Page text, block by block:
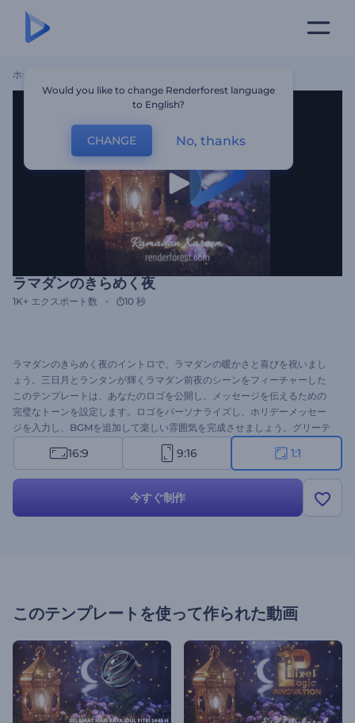
ホーム
ラマダンのきらめく夜
1K+ エクスポート数 10 秒
ラマダンのきらめく夜のイントロで、ラマダンの暖かさと喜びを祝いまし
ょう。三日月とランタンが輝くラマダン前夜のシーンをフィーチャーした
このテンプレートは、あなたのロゴを公開し、メッセージを伝えるための
完璧なトーンを設定します。ロゴをパーソナライズし、ホリデーメッセー
ジを入力し、BGMを追加して楽しい雰囲気を完成させましょう。グリーテ
ィングビデオ、ホリデー招待状、プロモーションビデオ、お祝いのプレゼ
ンテーションのオープニングなどに最適です。今すぐ作成し、ラマダンの
16:9 9:16 1:1
今すぐ制作
このテンプレートを使って作られた動画
Would you like to change Renderforest language
to English?
CHANGE No, thanks